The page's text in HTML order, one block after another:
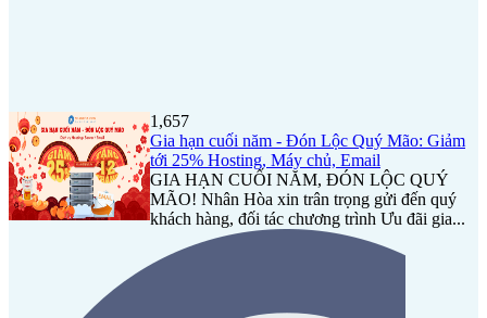
1,657
Gia hạn cuối năm - Đón Lộc Quý Mão: Giảm
tới 25% Hosting, Máy chủ, Email
GIA HẠN CUỐI NĂM, ĐÓN LỘC QUÝ
MÃO! Nhân Hòa xin trân trọng gửi đến quý
khách hàng, đối tác chương trình Ưu đãi gia...